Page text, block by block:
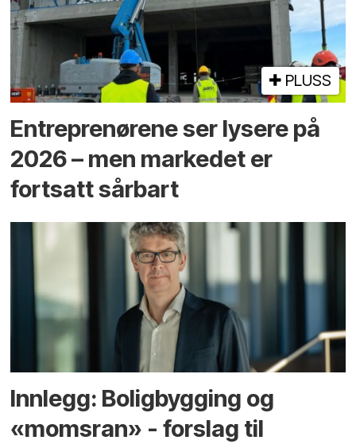
PLUSS
Entreprenørene ser lysere på
2026 – men markedet er
fortsatt sårbart
Innlegg: Boligbygging og
«momsran» - forslag til